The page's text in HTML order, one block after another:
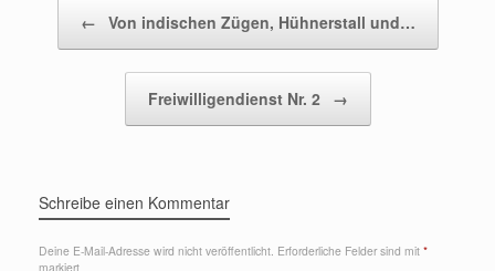
← Von indischen Zügen, Hühnerstall und…
Freiwilligendienst Nr. 2 →
Schreibe einen Kommentar
Deine E-Mail-Adresse wird nicht veröffentlicht. Erforderliche Felder sind mit *
markiert